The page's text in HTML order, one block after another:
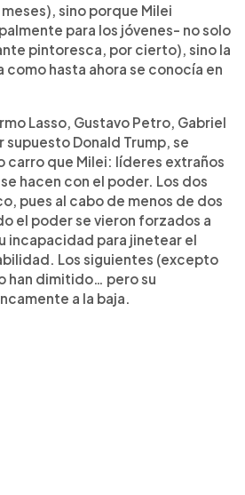
sino porque Milei
para los jóvenes- no solo
pintoresca, por cierto), sino la
hasta ahora se conocía en
Lasso, Gustavo Petro, Gabriel
supuesto Donald Trump, se
carro que Milei: líderes extraños
hacen con el poder. Los dos
pues al cabo de menos de dos
el poder se vieron forzados a
incapacidad para jinetear el
Los siguientes (excepto
han dimitido… pero su
a la baja.